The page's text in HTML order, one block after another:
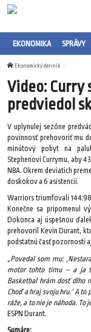
EKONOMIKA SPRÁVY
Ekonomický denník
Video: Curry
predviedol
V uplynulej sezóne
povinnosť prehovoriť mu
minútový pobyt na
Stephenovi Currymu, aby
NBA. Okrem deviatich
doskokov a 6 asistencií.
Warriors triumfovali
Konečne sa pripomenul
Dokonca aj úspešnou
prehovoril Kevin Durant,
podstatnú časť pozornosti
„Povedal som mu:
motor tohto tímu – a ja
Basketbal hrám dosť dlho
Choď a hraj svoju hru.‘ A
ráže, a to nie je náhoda. To
ESPN Durant.
Sumáre: